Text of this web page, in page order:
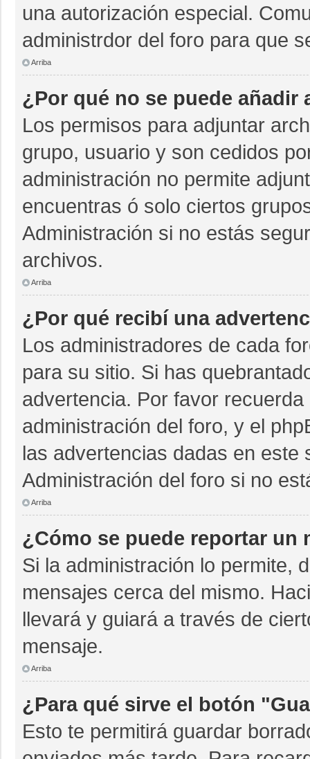
una autorización especial.
administrdor del foro para que
Arriba
¿Por qué no se puede
Los permisos para adjuntar
grupo, usuario y son cedidos
administración no permite
encuentras ó solo ciertos
Administración si no estás
archivos.
Arriba
¿Por qué recibí una
Los administradores de cada
para su sitio. Si has
advertencia. Por favor
administración del foro, y el
las advertencias dadas en este
Administración del foro si no
Arriba
¿Cómo se puede reportar un
Si la administración lo permite,
mensajes cerca del mismo.
llevará y guiará a través de
mensaje.
Arriba
¿Para qué sirve el botón
Esto te permitirá guardar